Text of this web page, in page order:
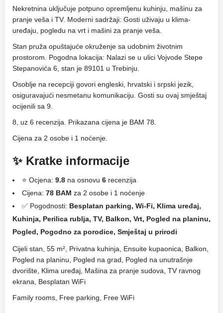
Nekretnina uključuje potpuno opremljenu kuhinju, mašinu za
pranje veša i TV. Moderni sadržaji: Gosti uživaju u klima-
uređaju, pogledu na vrt i mašini za pranje veša.
Stan pruža opuštajuće okruženje sa udobnim životnim
prostorom. Pogodna lokacija: Nalazi se u ulici Vojvode Stepe
Stepanovića 6, stan je 89101 u Trebinju.
Osoblje na recepciji govori engleski, hrvatski i srpski jezik,
osiguravajući nesmetanu komunikaciju. Gosti su ovaj smještaj
ocijenili sa 9.
8, uz 6 recenzija. Prikazana cijena je BAM 78.
Cijena za 2 osobe i 1 noćenje.
✨ Kratke informacije
⭐ Ocjena: 9.8 na osnovu 6 recenzija
Cijena: 78 BAM za 2 osobe i 1 noćenje
✅ Pogodnosti: Besplatan parking, Wi-Fi, Klima uređaj,
Kuhinja, Perilica rublja, TV, Balkon, Vrt, Pogled na planinu,
Pogled, Pogodno za porodice, Smještaj u prirodi
Cijeli stan, 55 m², Privatna kuhinja, Ensuite kupaonica, Balkon,
Pogled na planinu, Pogled na grad, Pogled na unutrašnje
dvorište, Klima uređaj, Mašina za pranje sudova, TV ravnog
ekrana, Besplatan WiFi
Family rooms, Free parking, Free WiFi